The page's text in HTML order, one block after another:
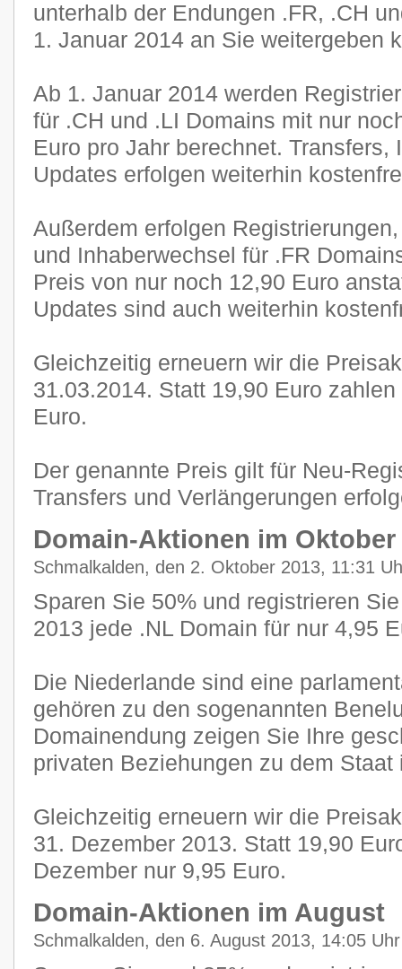
unterhalb der Endungen .FR, .CH
1. Januar 2014 an Sie weitergeben
Ab 1. Januar 2014 werden
für .CH und .LI Domains mit nur
Euro pro Jahr berechnet. Transfers,
Updates erfolgen weiterhin
Außerdem erfolgen
und Inhaberwechsel für .FR
Preis von nur noch 12,90 Euro
Updates sind auch weiterhin
Gleichzeitig erneuern wir die
31.03.2014. Statt 19,90 Euro
Euro.
Der genannte Preis gilt für Neu-
Transfers und Verlängerungen
Domain-Aktionen im Oktober
Schmalkalden, den 2. Oktober 2013, 11:31
Sparen Sie 50% und registrieren
2013 jede .NL Domain für nur 4,95
Die Niederlande sind eine
gehören zu den sogenannten
Domainendung zeigen Sie Ihre
privaten Beziehungen zu dem Staat
Gleichzeitig erneuern wir die
31. Dezember 2013. Statt 19,90
Dezember nur 9,95 Euro.
Domain-Aktionen im August
Schmalkalden, den 6. August 2013, 14:05 Uhr